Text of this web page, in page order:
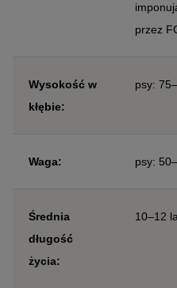
przez
Wysokość w
kłębie:
psy:
Waga: psy:
Średnia
długość
życia:
10–12